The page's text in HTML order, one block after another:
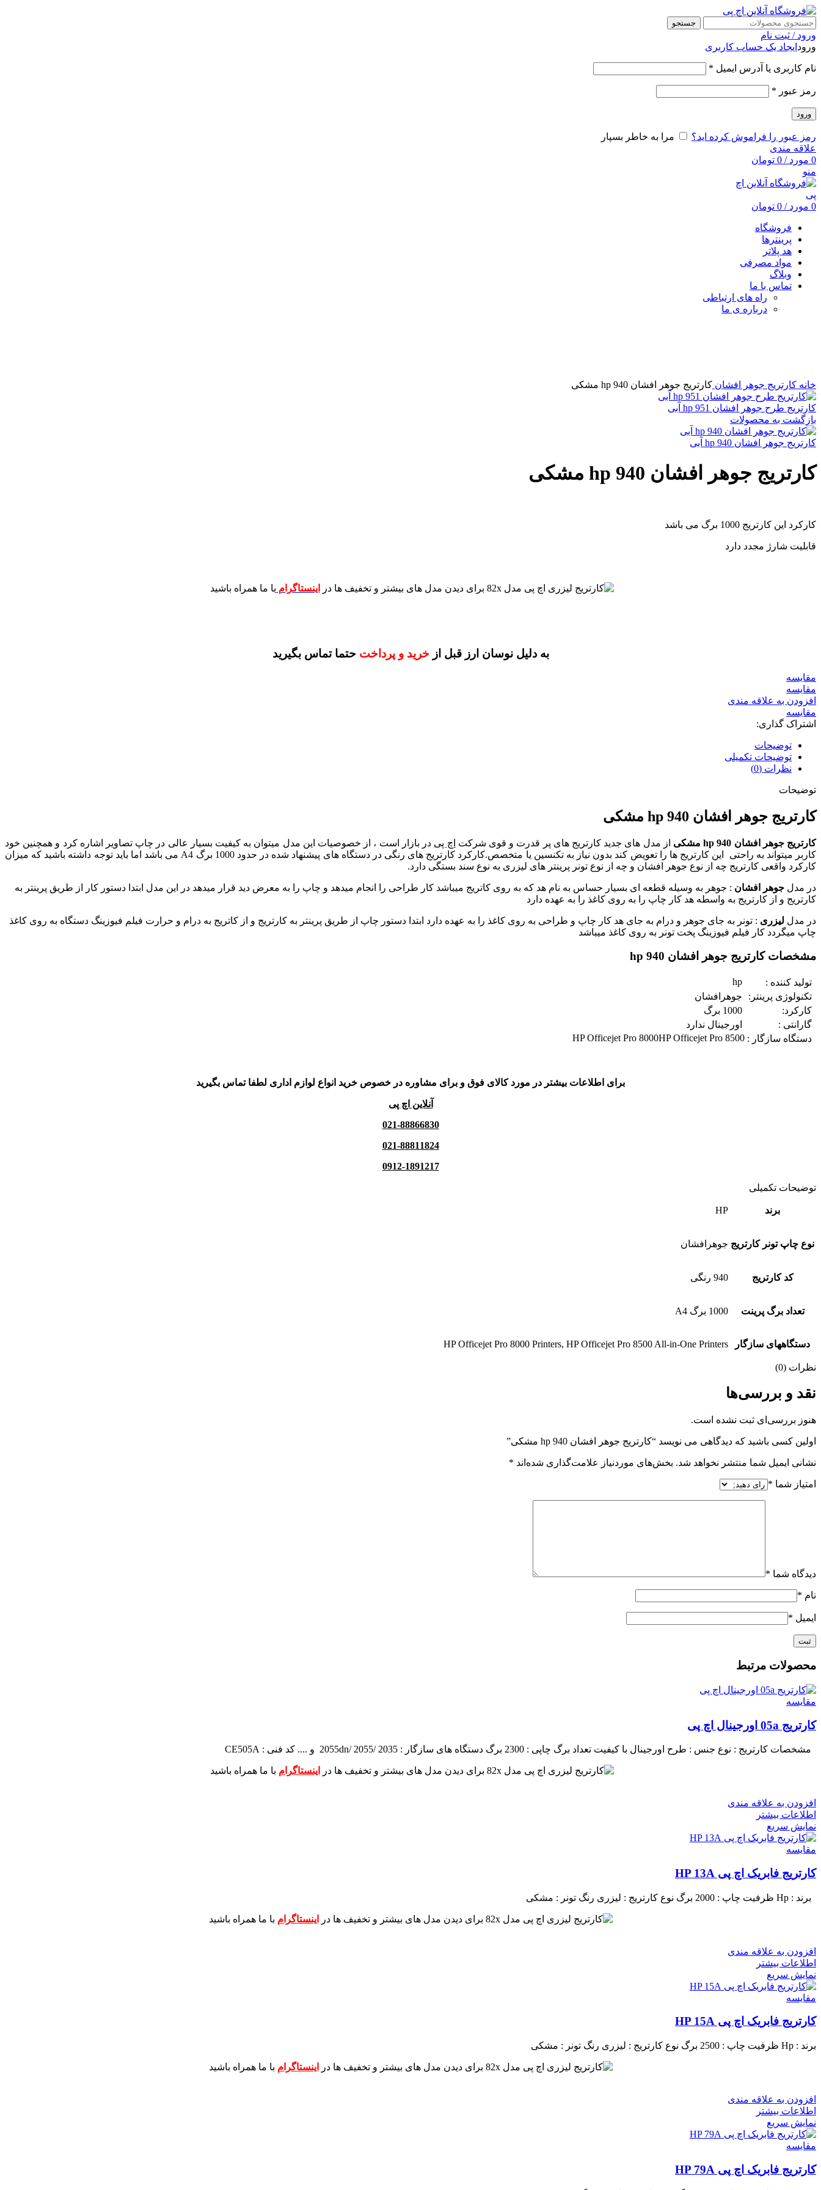
جستجو
ورود / ثبت نام
ورود ایجاد یک حساب کاربری
نام کاربری یا آدرس ایمیل *
رمز عبور *
ورود
رمز عبور را فراموش کرده اید؟
مرا به خاطر بسپار
علاقه مندی
0 مورد /
0 تومان
منو
0 مورد /
0 تومان
فروشگاه
پرینترها
هد پلاتر
مواد مصرفی
وبلاگ
تماس با ما
راه های ارتباطی
درباره ی ما
خانه کارتریج جوهر افشان کارتریج جوهر افشان 940 hp مشکی
کارتریج طرح جوهر افشان 951 hp آبی
بازگشت به محصولات
کارتریج جوهر افشان 940 hp آبی
کارتریج جوهر افشان 940 hp مشکی
کارکرد این کارتریج 1000 برگ می باشد
قابلیت شارژ مجدد دارد
برای دیدن مدل های بیشتر و تخفیف ها در اینستاگرام با ما همراه باشید
به دلیل نوسان ارز قبل از خرید و پرداختحتما تماس بگیرید
مقايسه
مقایسه
افزودن به علاقه مندی
مقایسه
اشتراک گذاری:
توضیحات
توضیحات تکمیلی
نظرات (0)
توضیحات
کارتریج جوهر افشان 940 hp مشکی
کارتریج جوهر افشان 940 hp مشکی از مدل های جدید کارتریج های پر قدرت و قوی شرکت اچ پی در بازار است ، از خصوصیات این مدل میتوان به کیفیت بسیار عالی در چاپ تصاویر اشاره کرد و همچنین خود
کاربر میتواند به راحتی این کارتریج ها را تعویض کند بدون نیاز به تکنسین یا متخصص.کارکرد کارتریج های رنگی در دستگاه های پیشنهاد شده در حدود 1000 برگ A4 می باشد اما باید توجه داشته باشید که میزان
کارکرد واقعی کارتریج چه از نوع جوهر افشان و چه از نوع تونر پرینتر های لیزری به نوع سند بستگی دارد.
در مدل جوهر افشان : جوهر به وسیله قطعه ای بسیار حساس به نام هد که به روی کاتریج میباشد کار طراحی را انجام میدهد و چاپ را به معرض دید قرار میدهد در این مدل ابتدا دستور کار از طریق پرینتر به
کارتریج و از کارتریج به واسطه هد کار چاپ را به روی کاغذ را به عهده دارد
در مدل لیزری : تونر به جای جوهر و درام به جای هد کار چاپ و طراحی به روی کاغذ را به عهده دارد ابتدا دستور چاپ از طریق پرینتر به کارتریج و از کاتریج به درام و حرارت فیلم فیوزینگ دستگاه به روی کاغذ
چاپ میگردد کار فیلم فیوزینگ پخت تونر به روی کاغذ میباشد
مشخصات کارتریج جوهر افشان 940 hp
تولید کننده :
تکنولوژی پرینتر:
جوهرافشان
کارکرد:
گارانتی :
اورجینال ندارد
دستگاه سازگار : HP Officejet Pro 8000HP Officejet Pro 8500
برای اطلاعات بیشتر در مورد کالای فوق و برای مشاوره در خصوص خرید انواع لوازم اداری لطفا تماس بگیرید
آنلاین اچ پی
021-88866830
021-88811824
0912-1891217
توضیحات تکمیلی
برند HP
نوع چاپ تونر کارتریج جوهرافشان
کد کارتریج 940 رنگی
تعداد برگ پرینت 1000 برگ A4
دستگاههای سازگار HP Officejet Pro 8000 Printers, HP Officejet Pro 8500 All-in-One Printers
نظرات (0)
نقد و بررسی‌ها
هنوز بررسی‌ای ثبت نشده است.
اولین کسی باشید که دیدگاهی می نویسد “کارتریج جوهر افشان 940 hp مشکی”
نشانی ایمیل شما منتشر نخواهد شد. بخش‌های موردنیاز علامت‌گذاری شده‌اند *
امتیاز شما *
دیدگاه شما *
نام *
ایمیل *
محصولات مرتبط
مقايسه
کارتریج 05a اورجینال اچ پی
مشخصات کارتریج : نوع جنس : طرح اورجینال با کیفیت تعداد برگ چاپی : 2300 برگ دستگاه های سازگار : 2055dn/ 2055/ 2035 و .... کد فنی : CE505A
برای دیدن مدل های بیشتر و تخفیف ها در اینستاگرام با ما همراه باشید
افزودن به علاقه مندی
اطلاعات بیشتر
نمایش سریع
مقايسه
کارتریج فابریک اچ پی HP 13A
برند : Hp ظرفیت چاپ : 2000 برگ نوع کارتریج : لیزری رنگ تونر : مشکی
برای دیدن مدل های بیشتر و تخفیف ها در اینستاگرام با ما همراه باشید
افزودن به علاقه مندی
اطلاعات بیشتر
نمایش سریع
مقايسه
کارتریج فابریک اچ پی HP 15A
برند : Hp ظرفیت چاپ : 2500 برگ نوع کارتریج : لیزری رنگ تونر : مشکی
برای دیدن مدل های بیشتر و تخفیف ها در اینستاگرام با ما همراه باشید
افزودن به علاقه مندی
اطلاعات بیشتر
نمایش سریع
مقايسه
کارتریج فابریک اچ پی HP 79A